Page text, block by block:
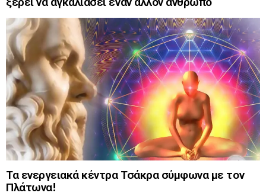
Τα ενεργειακά κέντρα Τσάκρα σύμφωνα με τον
Πλάτωνα!